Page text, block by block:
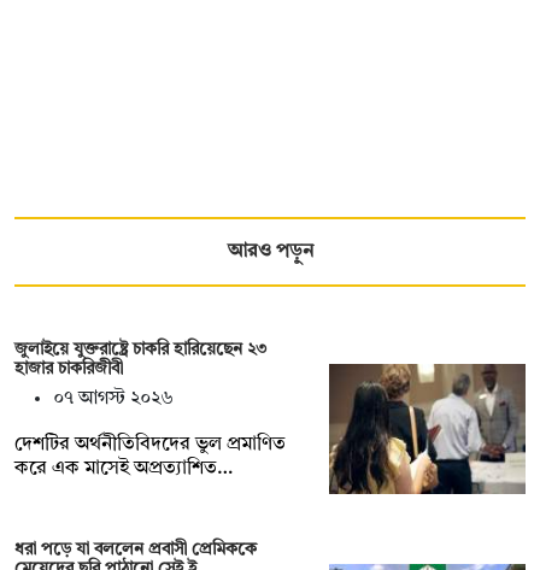
আরও পড়ুন
জুলাইয়ে যুক্তরাষ্ট্রে চাকরি হারিয়েছেন ২৩
হাজার চাকরিজীবী
০৭ আগস্ট ২০২৬
দেশটির অর্থনীতিবিদদের ভুল প্রমাণিত
করে এক মাসেই অপ্রত্যাশিত…
ধরা পড়ে যা বললেন প্রবাসী প্রেমিককে